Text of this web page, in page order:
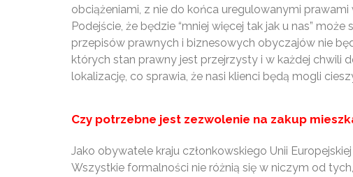
obciążeniami, z nie do końca uregulowanymi
Podejście, że będzie “mniej więcej tak jak u nas”
przepisów prawnych i biznesowych obyczajów nie
których stan prawny jest przejrzysty i w każdej chwili
lokalizację, co sprawia, że nasi klienci będą mogli
Czy potrzebne jest zezwolenie na zakup
Jako obywatele kraju członkowskiego Unii
Wszystkie formalności nie różnią się w niczym od